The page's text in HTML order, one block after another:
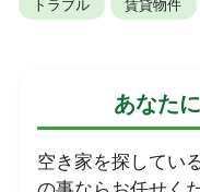
トラブル 賃貸物件
あなた
空き家を探してい